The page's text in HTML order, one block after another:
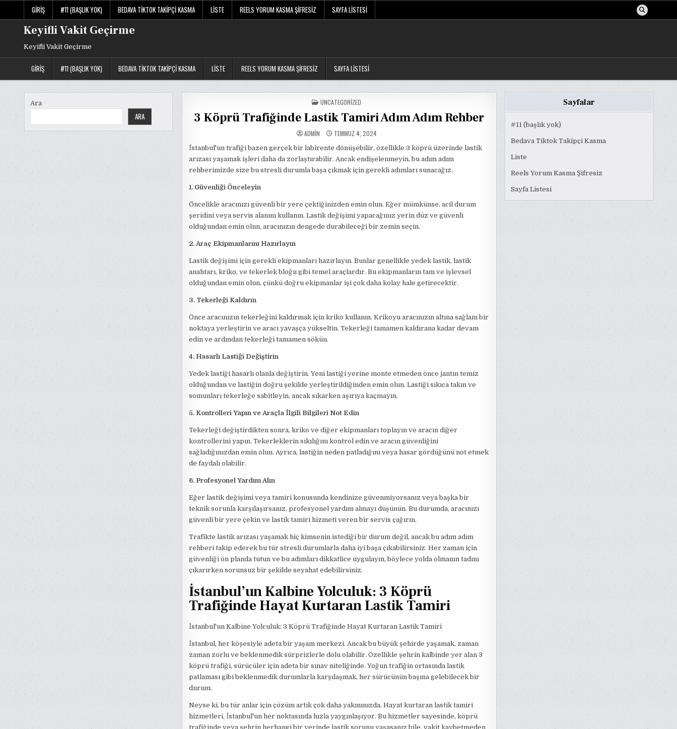
content
GIRIŞ #11 (BAŞLIK YOK) BEDAVA TIKTOK TAKIPÇI KASMA LISTE REELS YORUM KASMA ŞIFRESIZ SAYFA LISTESI
Keyifli Vakit Geçirme
Keyifli Vakit Geçirme
GIRIŞ #11 (BAŞLIK YOK) BEDAVA TIKTOK TAKIPÇI KASMA LISTE REELS YORUM KASMA ŞIFRESIZ SAYFA LISTESI
Ara
ARA
POSTED
IN
UNCATEGORIZED
3 Köprü Trafiğinde Lastik Tamiri Adım Adım Rehber
ADMIN TEMMUZ 4, 2024
İstanbul'un trafiği bazen gerçek bir labirente dönüşebilir, özellikle 3 köprü üzerinde lastik
arızası yaşamak işleri daha da zorlaştırabilir. Ancak endişelenmeyin, bu adım adım
rehberimizde size bu stresli durumla başa çıkmak için gerekli adımları sunacağız.
1. Güvenliği Önceleyin
Öncelikle aracınızı güvenli bir yere çektiğinizden emin olun. Eğer mümkünse, acil durum
şeridini veya servis alanını kullanın. Lastik değişimi yapacağınız yerin düz ve güvenli
olduğundan emin olun, aracınızın dengede durabileceği bir zemin seçin.
2. Araç Ekipmanlarını Hazırlayın
Lastik değişimi için gerekli ekipmanları hazırlayın. Bunlar genellikle yedek lastik, lastik
anahtarı, kriko, ve tekerlek bloğu gibi temel araçlardır. Bu ekipmanların tam ve işlevsel
olduğundan emin olun, çünkü doğru ekipmanlar işi çok daha kolay hale getirecektir.
3. Tekerleği Kaldırın
Önce aracınızın tekerleğini kaldırmak için kriko kullanın. Krikoyu aracınızın altına sağlam bir
noktaya yerleştirin ve aracı yavaşça yükseltin. Tekerleği tamamen kaldırana kadar devam
edin ve ardından tekerleği tamamen sökün.
4. Hasarlı Lastiği Değiştirin
Yedek lastiği hasarlı olanla değiştirin. Yeni lastiği yerine monte etmeden önce jantın temiz
olduğundan ve lastiğin doğru şekilde yerleştirildiğinden emin olun. Lastiği sıkıca takın ve
somunları tekerleğe sabitleyin, ancak sıkarken aşırıya kaçmayın.
5. Kontrolleri Yapın ve Araçla İlgili Bilgileri Not Edin
Tekerleği değiştirdikten sonra, kriko ve diğer ekipmanları toplayın ve aracın diğer
kontrollerini yapın. Tekerleklerin sıkılığını kontrol edin ve aracın güvenliğini
sağladığınızdan emin olun. Ayrıca, lastiğin neden patladığını veya hasar gördüğünü not etmek
de faydalı olabilir.
6. Profesyonel Yardım Alın
Eğer lastik değişimi veya tamiri konusunda kendinize güvenmiyorsanız veya başka bir
teknik sorunla karşılaşırsanız, profesyonel yardım almayı düşünün. Bu durumda, aracınızı
güvenli bir yere çekin ve lastik tamiri hizmeti veren bir servis çağırın.
Trafikte lastik arızası yaşamak hiç kimsenin istediği bir durum değil, ancak bu adım adım
rehberi takip ederek bu tür stresli durumlarla daha iyi başa çıkabilirsiniz. Her zaman için
güvenliği ön planda tutun ve bu adımları dikkatlice uygulayın, böylece yolda olmanın tadını
çıkarırken sorunsuz bir şekilde seyahat edebilirsiniz.
İstanbul’un Kalbine Yolculuk: 3 Köprü
Trafiğinde Hayat Kurtaran Lastik Tamiri
İstanbul'un Kalbine Yolculuk: 3 Köprü Trafiğinde Hayat Kurtaran Lastik Tamiri
İstanbul, her köşesiyle adeta bir yaşam merkezi. Ancak bu büyük şehirde yaşamak, zaman
zaman zorlu ve beklenmedik sürprizlerle dolu olabilir. Özellikle şehrin kalbinde yer alan 3
köprü trafiği, sürücüler için adeta bir sınav niteliğinde. Yoğun trafiğin ortasında lastik
patlaması gibi beklenmedik durumlarla karşılaşmak, her sürücünün başına gelebilecek bir
durum.
Neyse ki, bu tür anlar için çözüm artık çok daha yakınınızda. Hayat kurtaran lastik tamiri
hizmetleri, İstanbul'un her noktasında hızla yaygınlaşıyor. Bu hizmetler sayesinde, köprü
trafiğinde veya şehrin herhangi bir yerinde lastik sorunu yaşasanız bile, vakit kaybetmeden
Sayfalar
#11 (başlık yok)
Bedava Tiktok Takipçi Kasma
Liste
Reels Yorum Kasma Şifresiz
Sayfa Listesi